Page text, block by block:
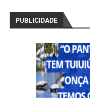
PUBLICIDADE